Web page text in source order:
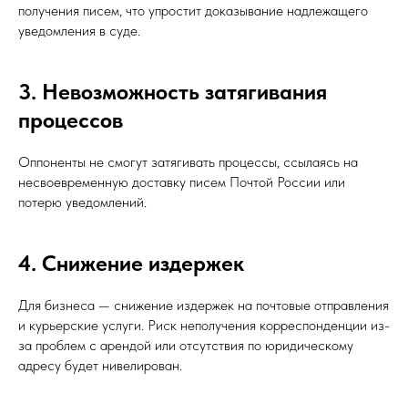
получения писем, что упростит доказывание надлежащего
уведомления в суде.
3. Невозможность затягивания
процессов
Оппоненты не смогут затягивать процессы, ссылаясь на
несвоевременную доставку писем Почтой России или
потерю уведомлений.
4. Снижение издержек
Для бизнеса — снижение издержек на почтовые отправления
и курьерские услуги. Риск неполучения корреспонденции из-
за проблем с арендой или отсутствия по юридическому
адресу будет нивелирован.